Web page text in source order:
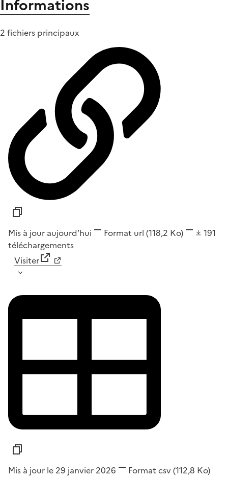
Informations
2 fichiers principaux
Mis à jour aujourd’hui Format url (118,2 Ko)
191
téléchargements
Visiter
Mis à jour le 29 janvier 2026 Format csv(112,8 Ko)